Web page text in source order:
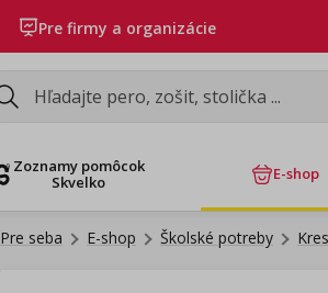
Pre firmy a organizácie
Zoznamy pomôcok
Skvelko
E-shop
Pre seba E-shop Školské potreby